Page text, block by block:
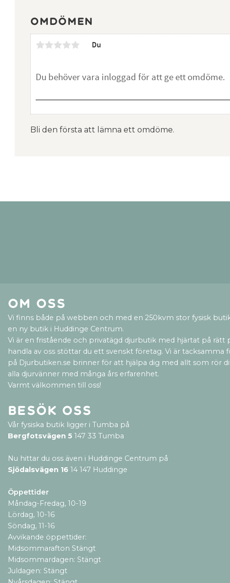
Omdömen
Du
Bli den första att lämna ett omdöme.
Om oss
Vi finns både på webben och med en 250kvm stor fysisk
en ny butik i Huddinge Centrum.
Vi är en fristående och privatägd djurbutik med hjärtat på rätt
handla av oss stöttar du ett svenskt företag. Vi är tacksamma
på Djurbutiken.se brinner för att hjälpa dig med allt som rör
alla djurvänner med många års erfarenhet.
Varmt välkommen till oss!
Besök oss
Vår fysiska butik ligger i Tumba på
Bergfotsvägen 5 147 33 Tumba
Nu hittar du oss även i Huddinge Centrum på
Sjödalsvägen 16 14 147 Huddinge
Öppettider
Måndag-Fredag, 10-19
Lördag, 10-16
Söndag, 11-16
Avvikande öppettider:
Midsommarafton Stängt
Midsommardagen: Stängt
Juldagen: Stängt